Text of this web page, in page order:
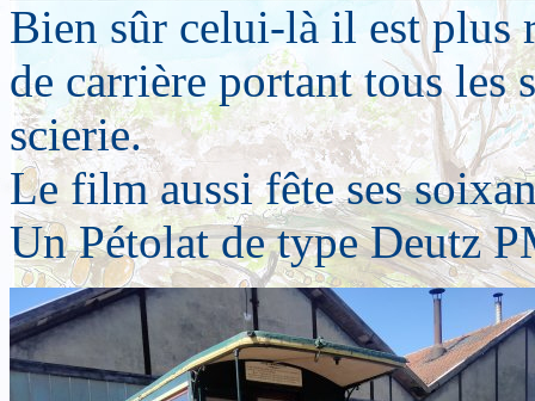
Bien sûr celui-là il est
de carrière portant tous les
scierie.
Le film aussi fête ses
Un Pétolat de type Deutz